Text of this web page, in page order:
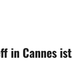
in Cannes ist